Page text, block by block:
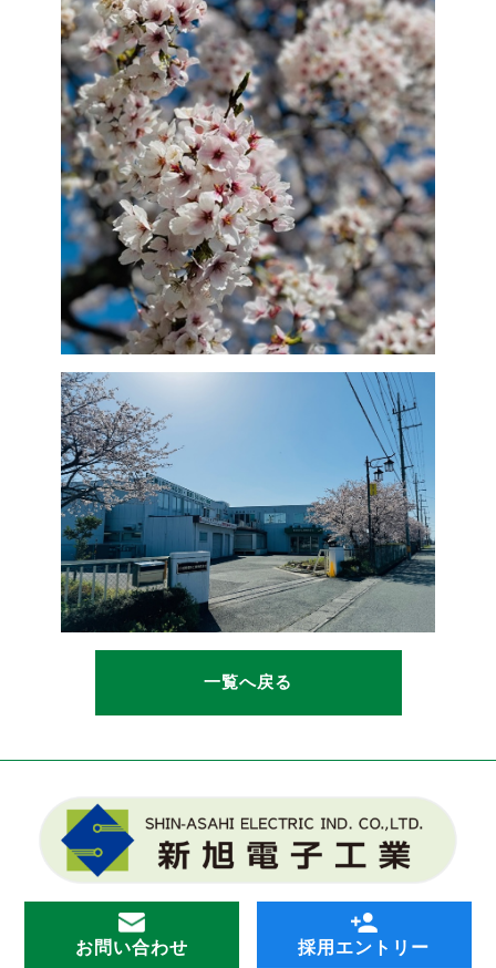
一覧へ戻る
お問い合わせ 採用エントリー